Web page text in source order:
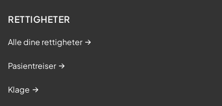
RETTIGHETER
Alle dine rettigheter
Pasientreiser
Klage